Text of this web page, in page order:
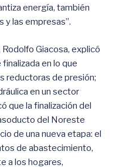
energía, también
y las empresas”.
Giacosa, explicó
en lo que
reductoras de presión;
en un sector
que la finalización del
del Noreste
de una nueva etapa: el
de abastecimiento,
a los hogares,